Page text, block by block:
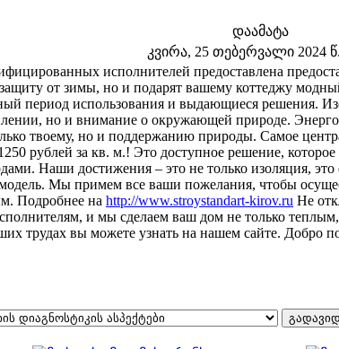
დაამატა
კვირა, 25 თებერვალი 2024
исполнителей предоставлена
от зимы, но и подарят вашему коттеджу
период использования и выдающиеся решения.
но и внимание о окружающей природе.
твоему, но и поддержанию природы. Самое
1250 рублей за кв. м.! Это доступное решение,
Наши достижения – это не только изоляция, это
Мы примем все ваши пожелания, чтобы
Подробнее на http://www.stroystandart-kirov.ru Не
и мы сделаем ваш дом не только
трудах вы можете узнать на нашем сайте. Добро